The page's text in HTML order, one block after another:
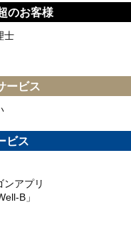
のお客様
士
ービス
ビス
ンアプリ
B」